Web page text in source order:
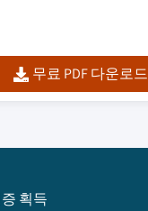
무료 PDF 다운로드
증 획득